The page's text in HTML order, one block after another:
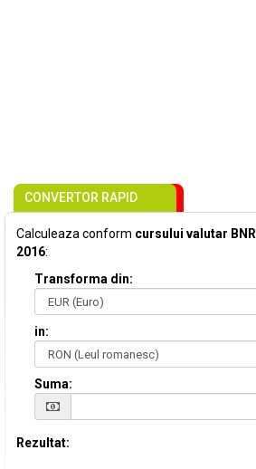
CONVERTOR RAPID
Calculeaza conform cursului valutar BNR
2016:
Transforma din:
in:
Suma:
Rezultat: